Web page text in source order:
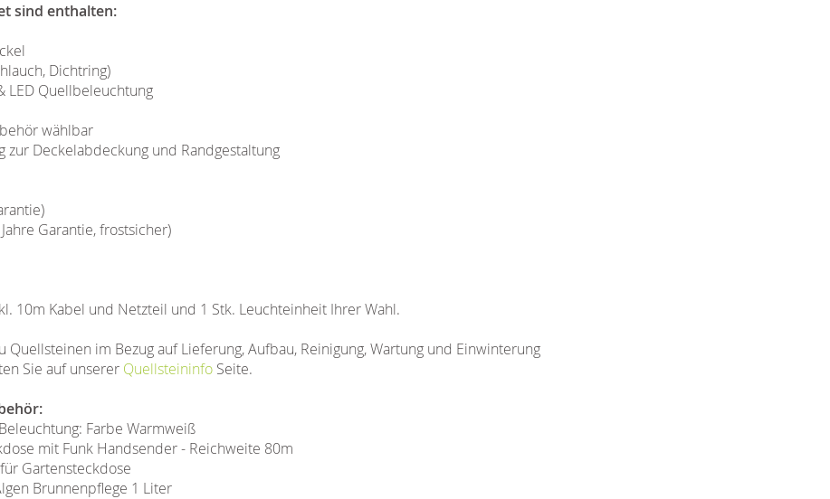
sind enthalten:
Dichtring)
LED Quellbeleuchtung
wählbar
zur Deckelabdeckung und Randgestaltung
Garantie, frostsicher)
10m Kabel und Netzteil und 1 Stk. Leuchteinheit Ihrer Wahl.
im Bezug auf Lieferung, Aufbau, Reinigung, Wartung und Einwinterung
Sie auf unserer Quellsteininfo Seite.
Farbe Warmweiß
mit Funk Handsender - Reichweite 80m
Gartensteckdose
Brunnenpflege 1 Liter